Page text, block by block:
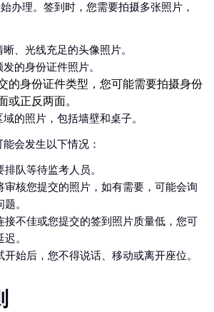
办理。签到时，您需要拍摄多张照片，
、光线充足的头像照片。
的身份证件照片。
的身份证件类型，您可能需要拍摄身份
或正反两面。
的照片，包括墙壁和桌子。
会发生以下情况：
队等待监考人员。
审核您提交的照片，如有需要，可能会询
。
接不佳或您提交的签到照片质量低，您可
。
开始后，您不得说话、移动或离开座位。